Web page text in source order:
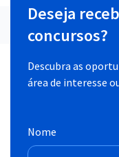
Deseja
concursos?
Descubra as
área de interesse
Nome